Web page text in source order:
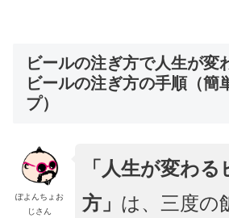
ビールの注ぎ方で人生が
ビールの注ぎ方の手順（簡
プ）
ぽよんちょお
じさん
「人生が変わ
方」 は、三度の